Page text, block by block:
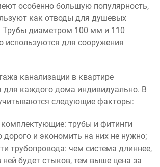
особенно большую популярность,
как отводы для душевых
Трубы диаметром 100 мм и 110
используются для сооружения
канализации в квартире
для каждого дома индивидуально. В
следующие факторы:
трубы и фитинги
дорого и экономить на них не нужно;
трубопровода: чем система длиннее,
будет стыков, тем выше цена за